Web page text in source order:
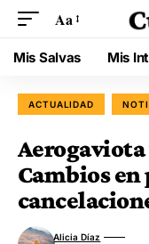
Aa
Mis Salvas Mis
ACTUALIDAD
Cambios
Alicia Díaz